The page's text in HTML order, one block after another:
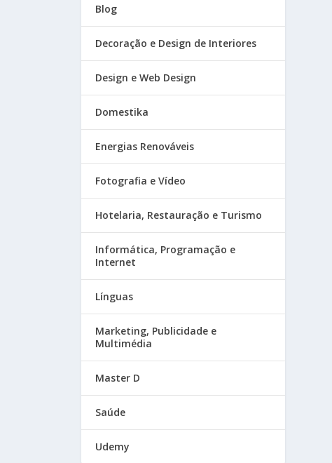
Blog
Decoração e Design de Interiores
Design e Web Design
Domestika
Energias Renováveis
Fotografia e Vídeo
Hotelaria, Restauração e Turismo
Informática, Programação e
Internet
Línguas
Marketing, Publicidade e
Multimédia
Master D
Saúde
Udemy